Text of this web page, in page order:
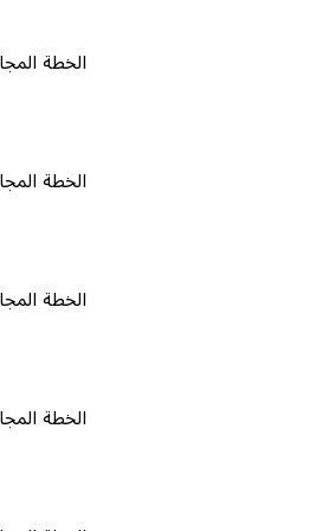
الخطة المجانية ٠
الخطة المجانية ٠
الخطة المجانية ٠
الخطة المجانية ٠